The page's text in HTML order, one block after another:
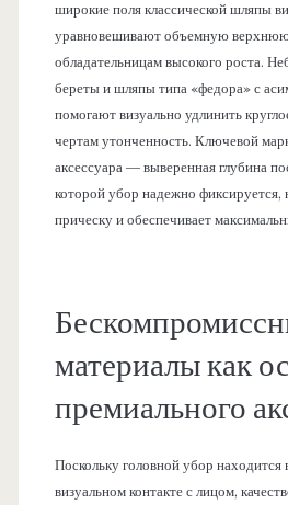
широкие поля классической шляпы
уравновешивают объемную
обладательницам высокого роста.
береты и шляпы типа «федора» с
помогают визуально удлинить
чертам утонченность. Ключевой
аксессуара — выверенная глубина
которой убор надежно фиксируется,
прическу и обеспечивает
материалы как
премиального
Поскольку головной убор находится
визуальном контакте с лицом,